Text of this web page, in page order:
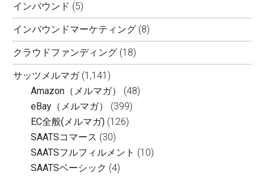
インバウンド (5)
インバウンドマーケティング (8)
クラウドファンディング (18)
サッツメルマガ(1,141)
Amazon（メルマガ）
(48)
eBay（メルマガ）
(399)
EC全般(メルマガ) (126)
SAATSコマース (30)
SAATSフルフィルメント (10)
SAATSベーシック (4)